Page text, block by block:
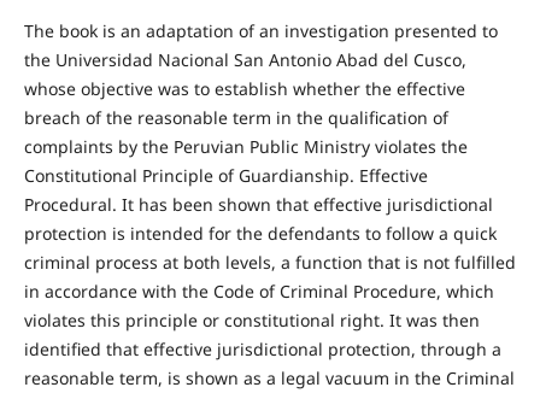
The book is an adaptation of an investigation presented to
the Universidad Nacional San Antonio Abad del Cusco,
whose objective was to establish whether the effective
breach of the reasonable term in the qualification of
complaints by the Peruvian Public Ministry violates the
Constitutional Principle of Guardianship. Effective
Procedural. It has been shown that effective jurisdictional
protection is intended for the defendants to follow a quick
criminal process at both levels, a function that is not fulfilled
in accordance with the Code of Criminal Procedure, which
violates this principle or constitutional right. It was then
identified that effective jurisdictional protection, through a
reasonable term, is shown as a legal vacuum in the Criminal